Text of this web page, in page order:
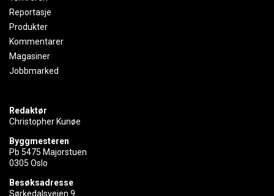
Reportasje
Produkter
Kommentarer
Magasiner
Jobbmarked
Redaktør
Christopher Kunøe
Byggmesteren
Pb 5475 Majorstuen
0305 Oslo
Besøksadresse
Sørkedalsveien 9